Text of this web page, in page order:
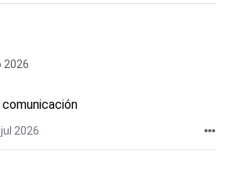
2026
comunicación
2026